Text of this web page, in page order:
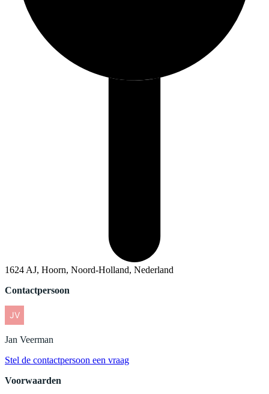
1624 AJ, Hoorn, Noord-Holland, Nederland
Contactpersoon
Jan Veerman
Stel de contactpersoon een vraag
Voorwaarden